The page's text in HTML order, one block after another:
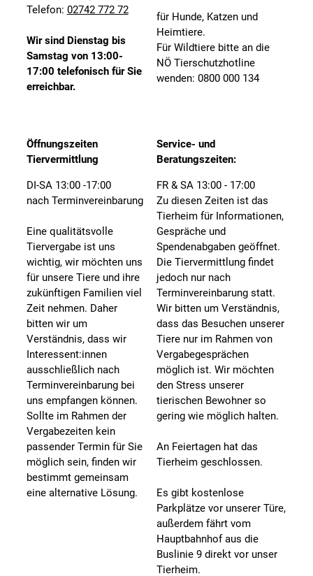
Telefon: 02742 772 72
Wir sind Dienstag bis
Samstag von 13:00-
17:00 telefonisch für Sie
erreichbar.
für Hunde, Katzen und
Heimtiere.
Für Wildtiere bitte an die
NÖ Tierschutzhotline
wenden: 0800 000 134
Öffnungszeiten
Tiervermittlung
DI-SA 13:00 -17:00
nach Terminvereinbarung
Eine qualitätsvolle
Tiervergabe ist uns
wichtig, wir möchten uns
für unsere Tiere und ihre
zukünftigen Familien viel
Zeit nehmen. Daher
bitten wir um
Verständnis, dass wir
Interessent:innen
ausschließlich nach
Terminvereinbarung bei
uns empfangen können.
Sollte im Rahmen der
Vergabezeiten kein
passender Termin für Sie
möglich sein, finden wir
bestimmt gemeinsam
eine alternative Lösung.
Service- und
Beratungszeiten:
FR & SA 13:00 - 17:00
Zu diesen Zeiten ist das
Tierheim für Informationen,
Gespräche und
Spendenabgaben geöffnet.
Die Tiervermittlung findet
jedoch nur nach
Terminvereinbarung statt.
Wir bitten um Verständnis,
dass das Besuchen unserer
Tiere nur im Rahmen von
Vergabegesprächen
möglich ist. Wir möchten
den Stress unserer
tierischen Bewohner so
gering wie möglich halten.
An Feiertagen hat das
Tierheim geschlossen.
Es gibt kostenlose
Parkplätze vor unserer Türe,
außerdem fährt vom
Hauptbahnhof aus die
Buslinie 9 direkt vor unser
Tierheim.